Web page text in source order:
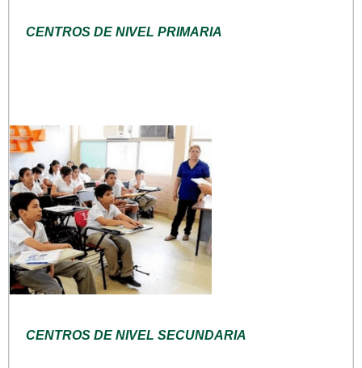
CENTROS DE NIVEL PRIMARIA
CENTROS DE NIVEL SECUNDARIA